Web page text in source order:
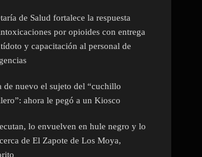
de Salud fortalece la respuesta
por opioides con entrega
y capacitación al personal de
de nuevo el sujeto del “cuchillo
ahora le pegó a un Kiosco
lo envuelven en hule negro y lo
de El Zapote de Los Moya,